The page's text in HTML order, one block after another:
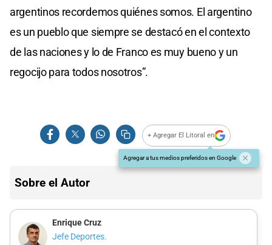
argentinos recordemos quiénes somos. El argentino
es un pueblo que siempre se destacó en el contexto
de las naciones y lo de Franco es muy bueno y un
regocijo para todos nosotros”.
+ Agregar El Litoral en
Agregar a tus medios preferidos en Google
Sobre el Autor
Enrique Cruz
Jefe Deportes.